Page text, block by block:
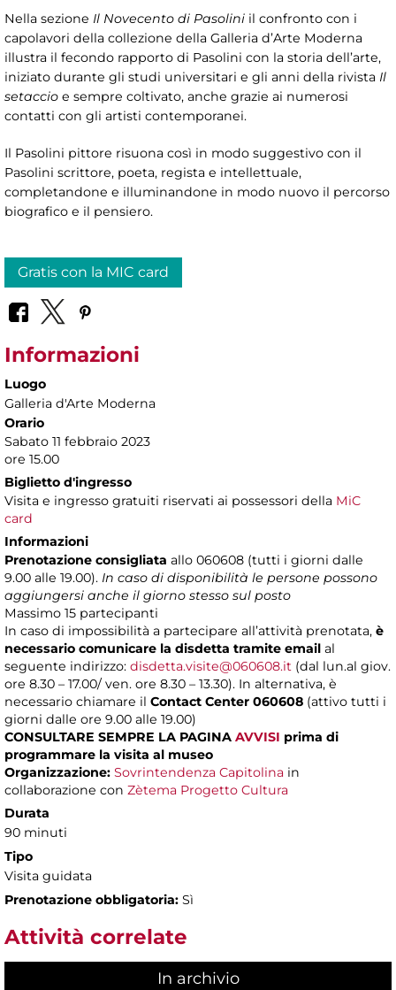
Nella sezione Il Novecento di Pasolini il confronto con i
capolavori della collezione della Galleria d’Arte Moderna
illustra il fecondo rapporto di Pasolini con la storia dell’arte,
iniziato durante gli studi universitari e gli anni della rivista Il
setaccio e sempre coltivato, anche grazie ai numerosi
contatti con gli artisti contemporanei.
Il Pasolini pittore risuona così in modo suggestivo con il
Pasolini scrittore, poeta, regista e intellettuale,
completandone e illuminandone in modo nuovo il percorso
biografico e il pensiero.
Gratis con la MIC card
Informazioni
Luogo
Galleria d'Arte Moderna
Orario
Sabato 11 febbraio 2023
ore 15.00
Biglietto d'ingresso
Visita e ingresso gratuiti riservati ai possessori della MiC
card
Informazioni
Prenotazione consigliata allo 060608 (tutti i giorni dalle
9.00 alle 19.00). In caso di disponibilità le persone possono
aggiungersi anche il giorno stesso sul posto
Massimo 15 partecipanti
In caso di impossibilità a partecipare all’attività prenotata, è
necessario comunicare la disdetta tramite email al
seguente indirizzo: disdetta.visite@060608.it (dal lun.al giov.
ore 8.30 – 17.00/ ven. ore 8.30 – 13.30). In alternativa, è
necessario chiamare il Contact Center 060608 (attivo tutti i
giorni dalle ore 9.00 alle 19.00)
CONSULTARE SEMPRE LA PAGINA AVVISI prima di
programmare la visita al museo
Organizzazione: Sovrintendenza Capitolina in
collaborazione con Zètema Progetto Cultura
Durata
90 minuti
Tipo
Visita guidata
Prenotazione obbligatoria: Sì
Attività correlate
In archivio